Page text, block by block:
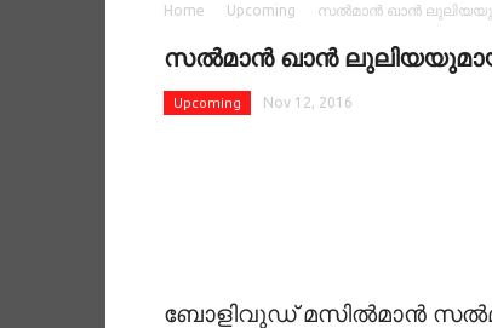
Home Upcoming സല്‍മാന്‍ ഖാന്‍
സല്‍മാന്‍ ഖാന്‍
Upcoming Nov 12, 2016
ബോളിവുഡ് മസില്‍മാന്‍